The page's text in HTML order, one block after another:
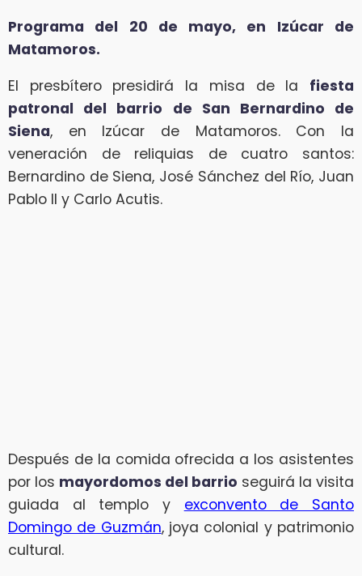
Programa del 20 de mayo, en Izúcar de
Matamoros.
El presbítero presidirá la misa de la fiesta
patronal del barrio de San Bernardino de
Siena, en Izúcar de Matamoros. Con la
veneración de reliquias de cuatro santos:
Bernardino de Siena, José Sánchez del Río, Juan
Pablo II y Carlo Acutis.
Después de la comida ofrecida a los asistentes
por los mayordomos del barrio seguirá la visita
guiada al templo y exconvento de Santo
Domingo de Guzmán, joya colonial y patrimonio
cultural.